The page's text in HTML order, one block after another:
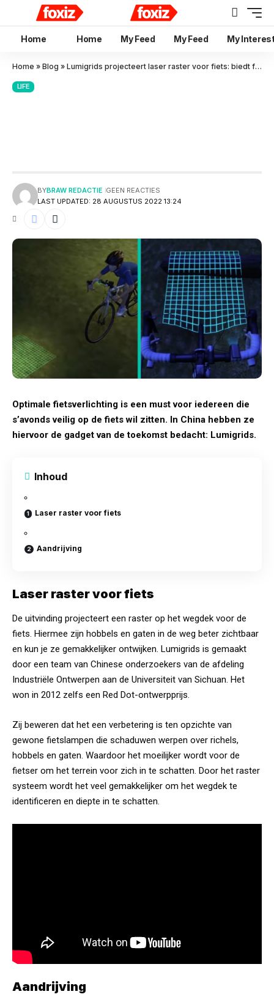
Home Home My Feed My Feed My
Home » Blog » Lumigrids projecteert laser raster voor fiets: biedt fietsers s’avonds meer veiligheid op
LIFE
LAST UPDATED: 28 AUGUSTUS 2022 13:24
BYBRAW REDACTIE GEEN REACTIES
Optimale fietsverlichting is een must voor iedereen die
s’avonds veilig op de fiets wil zitten. In China hebben ze
hiervoor de gadget van de toekomst bedacht: Lumigrids.
Inhoud
Laser raster voor fiets
Aandrijving
Laser raster voor fiets
De uitvinding projecteert een raster op het wegdek voor de
fiets. Hiermee zijn hobbels en gaten in de weg beter zichtbaar
en kun je ze gemakkelijker ontwijken. Lumigrids is gemaakt
door een team van Chinese onderzoekers van de afdeling
Industriële Ontwerpen aan de Universiteit van Sichuan. Het
won in 2012 zelfs een Red Dot-ontwerpprijs.
Zij beweren dat het een verbetering is ten opzichte van
gewone fietslampen die schaduwen werpen over richels,
hobbels en gaten. Waardoor het moeilijker wordt voor de
fietser om het terrein voor zich in te schatten. Door het raster
systeem wordt het veel gemakkelijker om het wegdek te
identificeren en diepte in te schatten.
Aandrijving